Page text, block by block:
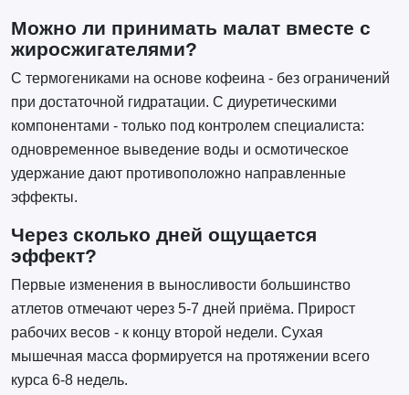
Можно ли принимать малат вместе с
жиросжигателями?
С термогениками на основе кофеина - без ограничений
при достаточной гидратации. С диуретическими
компонентами - только под контролем специалиста:
одновременное выведение воды и осмотическое
удержание дают противоположно направленные
эффекты.
Через сколько дней ощущается
эффект?
Первые изменения в выносливости большинство
атлетов отмечают через 5-7 дней приёма. Прирост
рабочих весов - к концу второй недели. Сухая
мышечная масса формируется на протяжении всего
курса 6-8 недель.